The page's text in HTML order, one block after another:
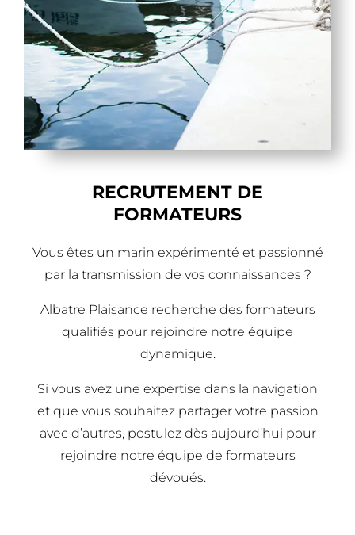
RECRUTEMENT DE
FORMATEURS
Vous êtes un marin expérimenté et passionné
par la transmission de vos connaissances ?
Albatre Plaisance recherche des formateurs
qualifiés pour rejoindre notre équipe
dynamique.
Si vous avez une expertise dans la navigation
et que vous souhaitez partager votre passion
avec d’autres, postulez dès aujourd’hui pour
rejoindre notre équipe de formateurs
dévoués.